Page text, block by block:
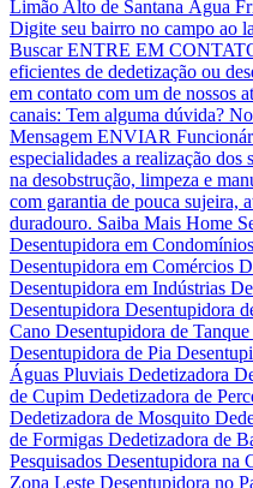
Limão Alto de Santana Água
Digite seu bairro no campo ao
Buscar ENTRE EM
eficientes de dedetização ou
em contato com um de nossos
canais: Tem alguma dúvida?
Mensagem ENVIAR
especialidades a realização
na desobstrução, limpeza e
com garantia de pouca sujeira,
duradouro. Saiba Mais Home
Desentupidora em
Desentupidora em Comércios
Desentupidora em Indústrias
Desentupidora Desentupidora
Cano Desentupidora de
Desentupidora de Pia
Águas Pluviais Dedetizadora
de Cupim Dedetizadora de
Dedetizadora de Mosquito
de Formigas Dedetizadora de
Pesquisados Desentupidora na
Zona Leste Desentupidora no